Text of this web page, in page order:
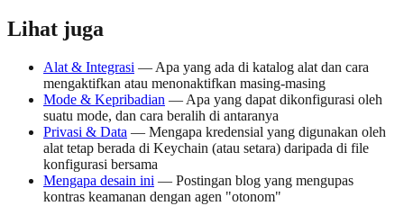
Lihat juga
Alat & Integrasi — Apa yang ada di katalog alat dan cara
mengaktifkan atau menonaktifkan masing-masing
Mode & Kepribadian — Apa yang dapat dikonfigurasi oleh
suatu mode, dan cara beralih di antaranya
Privasi & Data — Mengapa kredensial yang digunakan oleh
alat tetap berada di Keychain (atau setara) daripada di file
konfigurasi bersama
Mengapa desain ini — Postingan blog yang mengupas
kontras keamanan dengan agen "otonom"